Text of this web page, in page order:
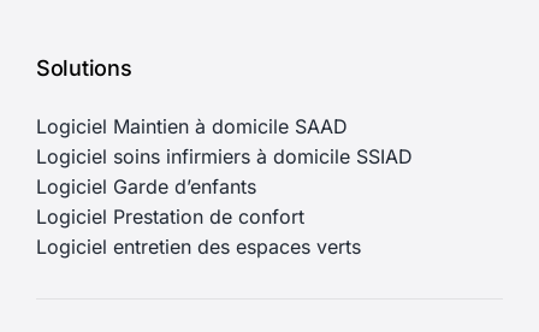
Solutions
Logiciel Maintien à domicile SAAD
Logiciel soins infirmiers à domicile SSIAD
Logiciel Garde d’enfants
Logiciel Prestation de confort
Logiciel entretien des espaces verts